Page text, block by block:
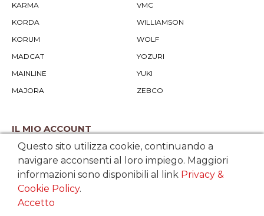
KARMA
KORDA
KORUM
MADCAT
MAINLINE
MAJORA
VMC
WILLIAMSON
WOLF
YOZURI
YUKI
ZEBCO
IL MIO ACCOUNT
IL MIO PROFILO
STORICO ORDINI
SERVIZIO CLIENTI
Questo sito utilizza cookie, continuando a
navigare acconsenti al loro impiego. Maggiori
informazioni sono disponibili al link Privacy &
Cookie Policy.
Accetto